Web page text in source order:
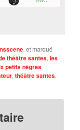
, et marqué
théâtre santes,les
petits nègres
,théâtre santes.